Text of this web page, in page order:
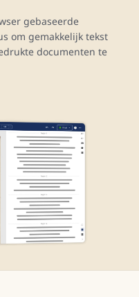
in modellen, sites en
gebaseerde
om gemakkelijk tekst
documenten te